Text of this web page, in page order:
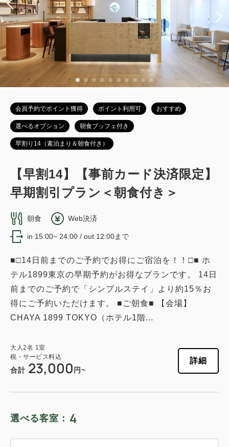
会員予約でポイント獲得 ポイント利用可 おすすめ
選べるオプション 朝食ブッフェ付き
早割り14（素泊まり＆朝食付き）
【早割14】【事前カード決済限定】
早期割引プラン＜朝食付き＞
朝食 Web決済
in 15:00~ 24:00 / out 12:00まで
■□14日前までのご予約でお得にご宿泊を！！□■ ホ
テル1899東京の早期予約がお得なプランです。 14日
前までのご予約で「シンプルステイ」より約15％お
得にご予約いただけます。 ■ご朝食■ 【会場】
CHAYA 1899 TOKYO（ホテル1階...
大人 2名 1 室
税・サービス料込
合計 23,000 円~
詳細
選べる客室： 4